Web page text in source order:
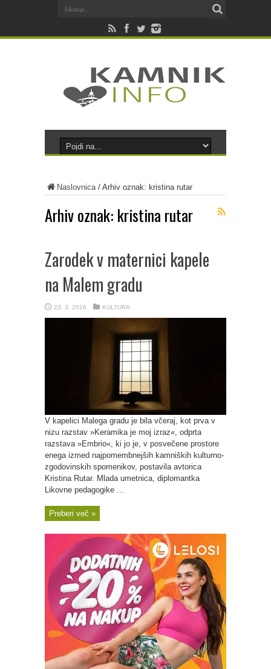
Naslovnica/ Arhiv oznak: kristina rutar
Arhiv oznak: kristina rutar
Zarodek v maternici kapele
na Malem gradu
23. 3. 2016 KULTURA
V kapelici Malega gradu je bila včeraj, kot prva v
nizu razstav »Keramika je moj izraz«, odprta
razstava »Embrio«, ki jo je, v posvečene prostore
enega izmed najpomembnejših kamniških kulturno-
zgodovinskih spomenikov, postavila avtorica
Kristina Rutar. Mlada umetnica, diplomantka
Likovne pedagogike ...
Preberi več »